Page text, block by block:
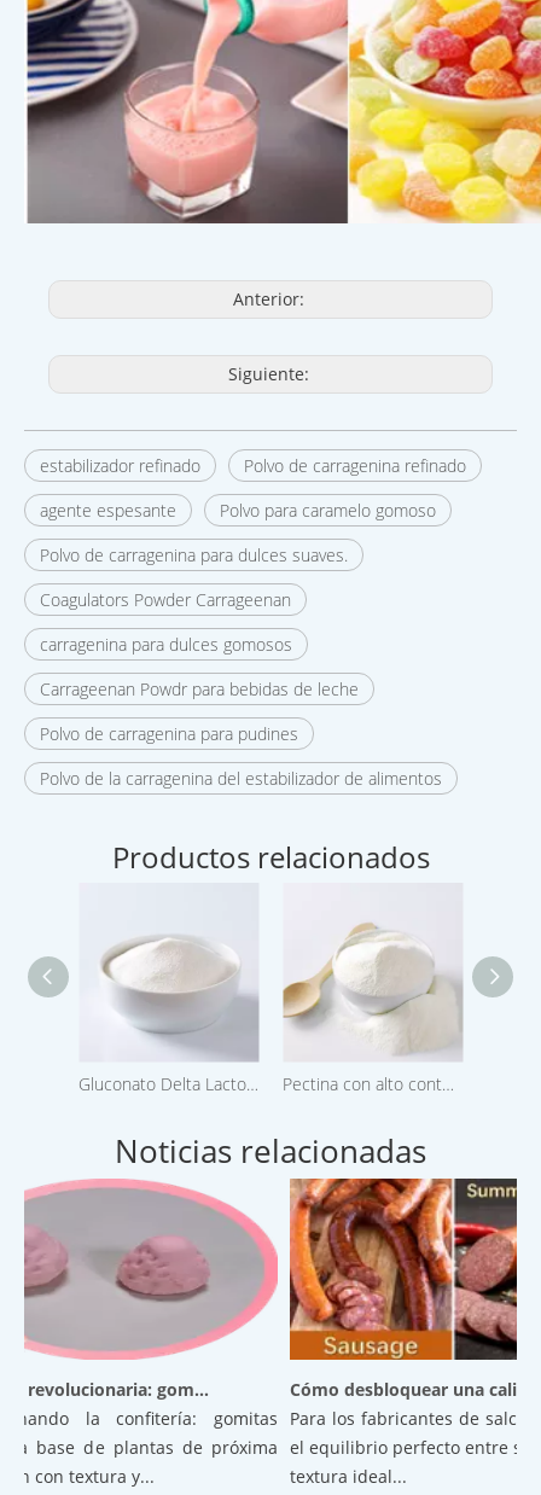
Anterior:
Siguiente:
estabilizador refinado
Polvo de carragenina refinado
agente espesante
Polvo para caramelo gomoso
Polvo de carragenina para dulces suaves.
Coagulators Powder Carrageenan
carragenina para dulces gomosos
Carrageenan Powdr para bebidas de leche
Polvo de carragenina para pudines
Polvo de la carragenina del estabilizador de alimentos
Productos relacionados
Gluconato Delta Lactona MF-G50 Pectina con alto contenido de éster para confitería y mermeladas de origen vegetal
Noticias relacionadas
Confitería revolucionaria: gomitas aireadas a base de plantas de próxima generación con textura y estabilidad superiores
la confitería: gomitas
base de plantas de próxima
con textura y...
Para los fabricantes de
el equilibrio perfecto entre sabor
textura ideal...